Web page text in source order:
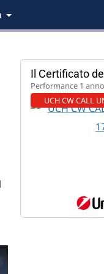
Il Certificato
Performance 1 anno
UCH CW CALL